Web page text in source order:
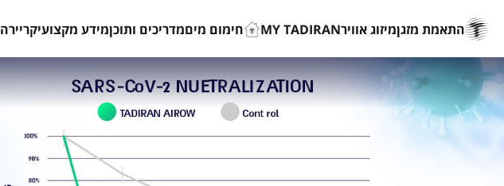
התאמת מזגןמיזוג אווירMY TADIRAN חימום מיםמדריכים ותוכןמידע מקצועיקריירה